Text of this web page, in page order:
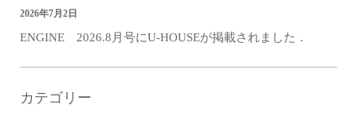
ENGINE 2026.8月号にU-HOUSEが掲載されました．
2026年7月2日
カテゴリー